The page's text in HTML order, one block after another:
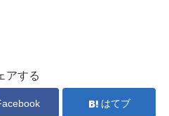
アする
はてブ